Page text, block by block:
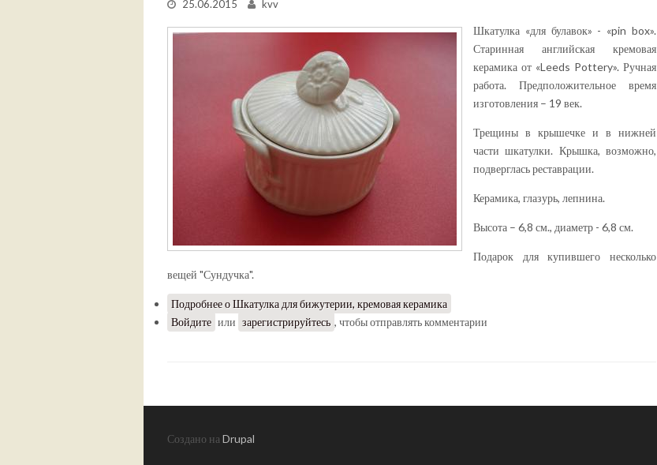
25.06.2015 kvv
Шкатулка «для булавок» - «pin box».
Старинная английская кремовая
керамика от «Leeds Pottery». Ручная
работа. Предположительное время
изготовления – 19 век.
Трещины в крышечке и в нижней
части шкатулки. Крышка, возможно,
подверглась реставрации.
Керамика, глазурь, лепнина.
Высота – 6,8 см., диаметр - 6,8 см.
Подарок для купившего несколько
вещей "Сундучка".
Подробнеео Шкатулка для бижутерии, кремовая керамика
Войдите или зарегистрируйтесь , чтобы отправлять комментарии
Создано на Drupal